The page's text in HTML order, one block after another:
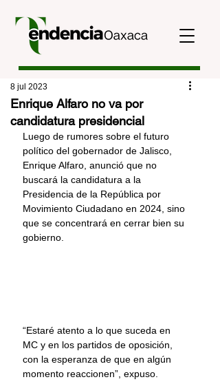
Enrique Alfaro no va por
candidatura presidencial
8 jul 2023
Luego de rumores sobre el futuro
político del gobernador de Jalisco,
Enrique Alfaro, anunció que no
buscará la candidatura a la
Presidencia de la República por
Movimiento Ciudadano en 2024, sino
que se concentrará en cerrar bien su
gobierno.
“Estaré atento a lo que suceda en
MC y en los partidos de oposición,
con la esperanza de que en algún
momento reaccionen”, expuso.